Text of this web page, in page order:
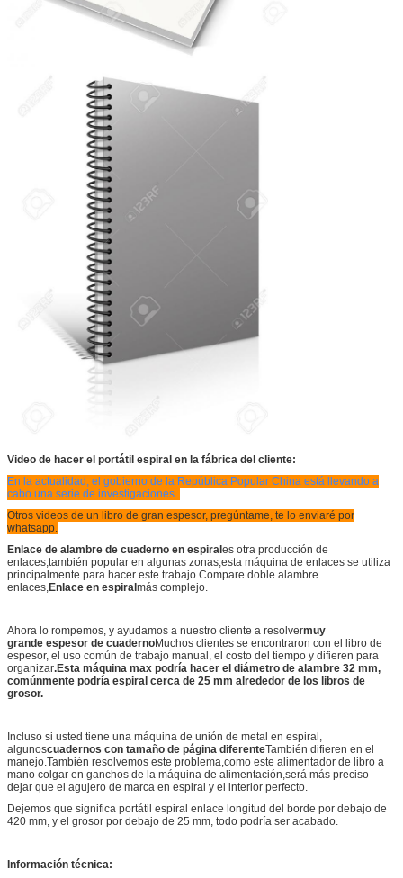
Video de hacer el portátil espiral en la fábrica del cliente:
En la actualidad, el gobierno de la República Popular China está llevando a
cabo una serie de investigaciones.
Otros videos de un libro de gran espesor, pregúntame, te lo enviaré por
whatsapp.
Enlace de alambre de cuaderno en espiral es otra producción de
enlaces,también popular en algunas zonas,esta máquina de enlaces se utiliza
principalmente para hacer este trabajo.Compare doble alambre
enlaces,Enlace en espiral más complejo.
Ahora lo rompemos, y ayudamos a nuestro cliente a resolvermuy
grande espesor de cuadernoMuchos clientes se encontraron con el libro de
espesor, el uso común de trabajo manual, el costo del tiempo y difieren para
organizar.Esta máquina max podría hacer el diámetro de alambre 32 mm,
comúnmente podría espiral cerca de 25 mm alrededor de los libros de
grosor.
Incluso si usted tiene una máquina de unión de metal en espiral,
algunoscuadernos con tamaño de página diferenteTambién difieren en el
manejo.También resolvemos este problema,como este alimentador de libro a
mano colgar en ganchos de la máquina de alimentación,será más preciso
dejar que el agujero de marca en espiral y el interior perfecto.
Dejemos que significa portátil espiral enlace longitud del borde por debajo de
420 mm, y el grosor por debajo de 25 mm, todo podría ser acabado.
Información técnica: